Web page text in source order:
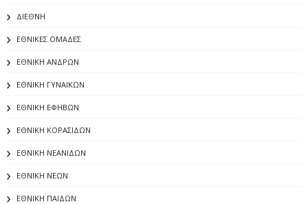
ΔΙΕΘΝΗ
ΕΘΝΙΚΕΣ ΟΜΑΔΕΣ
ΕΘΝΙΚΗ ΑΝΔΡΩΝ
ΕΘΝΙΚΗ ΓΥΝΑΙΚΩΝ
ΕΘΝΙΚΗ ΕΦΗΒΩΝ
ΕΘΝΙΚΗ ΚΟΡΑΣΙΔΩΝ
ΕΘΝΙΚΗ ΝΕΑΝΙΔΩΝ
ΕΘΝΙΚΗ ΝΕΩΝ
ΕΘΝΙΚΗ ΠΑΙΔΩΝ